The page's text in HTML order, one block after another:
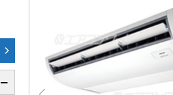
ビルトイン形
ダクト形
厨房用